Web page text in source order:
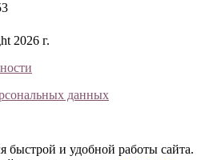
2026 г.
данных
быстрой и удобной работы сайта.